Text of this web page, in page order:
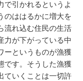
で引かれるというよ
のははるかに増大を
流れ込む住民の生活
力が下がっている中
ーというものが漁獲
です。そうした漁獲
ていくことは一切許